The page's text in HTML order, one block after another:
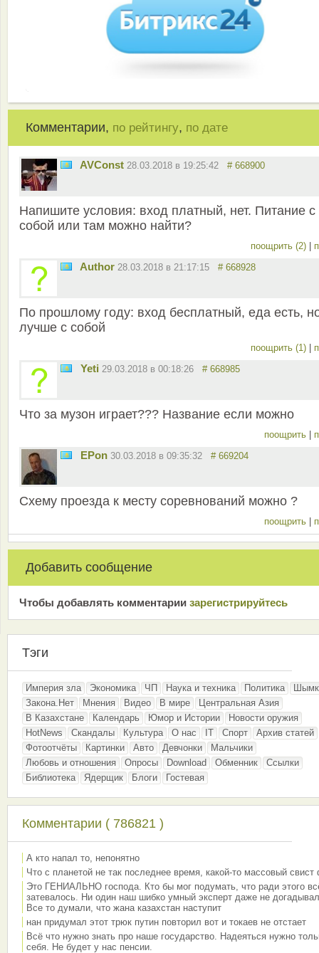
Комментарии, по рейтингу, по дате
AVConst 28.03.2018 в 19:25:42 # 668900
Напишите условия: вход платный, нет. Питание с
собой или там можно найти?
поощрить (2) |
Author 28.03.2018 в 21:17:15 # 668928
По прошлому году: вход бесплатный, еда есть,
лучше с собой
поощрить (1) |
Yeti 29.03.2018 в 00:18:26 # 668985
Что за музон играет??? Название если можно
поощрить |
EPon 30.03.2018 в 09:35:32 # 669204
Схему проезда к месту соревнований можно ?
поощрить |
Добавить сообщение
Чтобы добавлять комментарии зарeгиcтрирyйтeсь
Тэги
Империя зла Экономика ЧП Наука и техника Политика
Закона.Нет
Мнения Видео В мире
Центральная Азия
В Казахстане
Календарь Юмор и Истории
Новости оружия
HotNews
Скандалы Культура О нас IT Спорт
Архив статей
Фотоотчёты
Картинки Авто Девчонки
Мальчики
Любовь и отношения
Опросы Download Обменник
Ссылки
Библиотека
Ядерщик Блоги Гостевая
Комментарии ( 786821 )
А кто напал то, непонятно
Что с планетой не так последнее время, какой-то массовый свист
Это ГЕНИАЛЬНО господа. Кто бы мог подумать, что ради этого
затевалось. Ни один наш шибко умный эксперт даже не
Все то думали, что жана казахстан наступит
нан придумал этот трюк путин повторил вот и токаев не отстает
Всё что нужно знать про наше государство. Надеяться нужно
себя. Не будет у нас пенсии.